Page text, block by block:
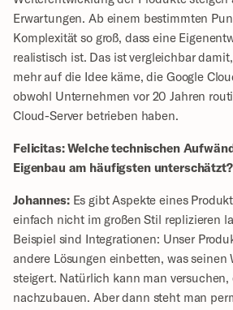
Erwartungen. Ab einem bestimmten
Komplexität so groß, dass eine
realistisch ist. Das ist vergleichbar
mehr auf die Idee käme, die Google
obwohl Unternehmen vor 20 Jahren
Cloud-Server betrieben haben.
Felicitas: Welche technischen
Eigenbau am häufigsten unterschätzt?
Johannes: Es gibt Aspekte eines
einfach nicht im großen Stil replizieren
Beispiel sind Integrationen: Unser
andere Lösungen einbetten, was seinen
steigert. Natürlich kann man
nachzubauen. Aber dann steht man